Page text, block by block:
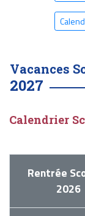
Vacances
2027
Calendrier
Rentrée
2026